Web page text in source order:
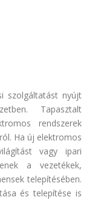
szolgáltatást nyújt
Tapasztalt
rendszerek
Ha új elektromos
vagy ipari
a vezetékek,
telepítésében.
és telepítése is